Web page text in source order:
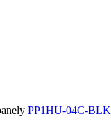
PP1HU-04C-BLK